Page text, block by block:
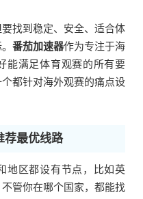
找到稳定、安全、适合体
番茄加速器作为专注于海
能满足体育观赛的所有要
都针对海外观赛的痛点设
荐最优线路
地区都设有节点，比如英
管你在哪个国家，都能找